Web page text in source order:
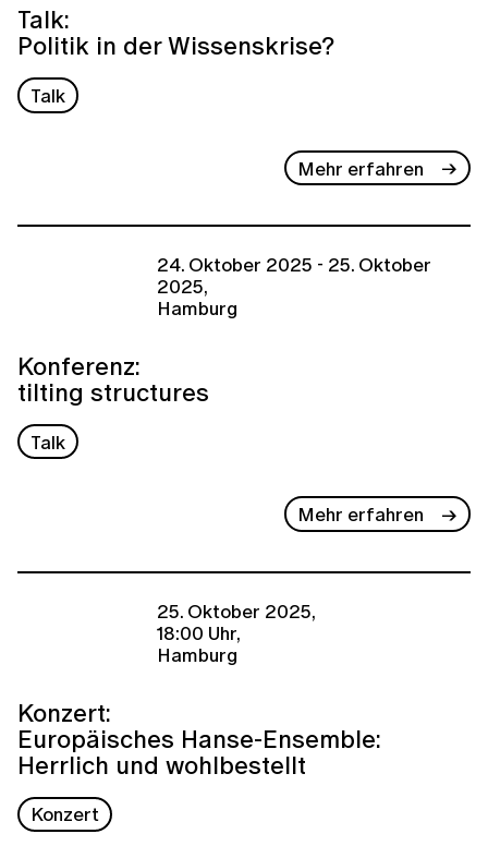
Talk:
Politik in der Wissenskrise?
Talk
Mehr erfahren
24. Oktober 2025 - 25. Oktober
2025,
Hamburg
Konferenz:
tilting structures
Talk
Mehr erfahren
25. Oktober 2025,
18:00 Uhr,
Hamburg
Konzert:
Europäisches Hanse-Ensemble:
Herrlich und wohlbestellt
Konzert